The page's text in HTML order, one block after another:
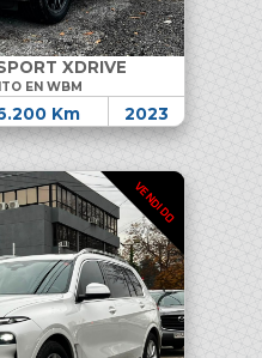
XDRIVE
EN WBM
Km 2023
VENDIDO